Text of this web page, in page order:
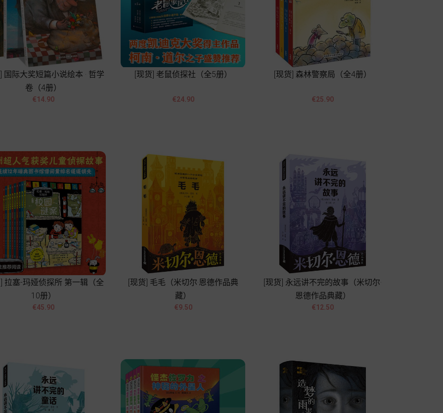
国际大奖短篇小说绘本 · 哲学
卷（4册）
價
€14.90
 
[现货] 老鼠侦探社（全5册）
價
€24.90

[现货] 森林警察局（全4册）
價
€25.90

拉塞-玛娅侦探所 第一辑（全
10册）
價
€45.90

[现货] 毛毛（米切尔·恩德作品典
藏）
價
€9.50
[现货] 永远讲不完的故事（米切尔·
恩德作品典藏）
價
€12.50
 